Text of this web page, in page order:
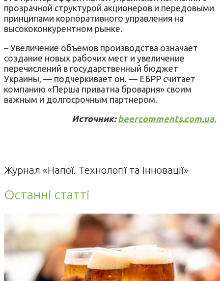
прозрачной структурой акционеров и передовыми
принципами корпоративного управления на
высококонкурентном рынке.
– Увеличение объемов производства означает
создание новых рабочих мест и увеличение
перечислений в государственный бюджет
Украины, — подчеркивает он. — ЕБPР считает
компанию «Перша приватна броварня» своим
важным и долгосрочным партнером.
Источник: beercomments.com.ua.
Журнал «Напої. Технології та Інновації»
Останні статті